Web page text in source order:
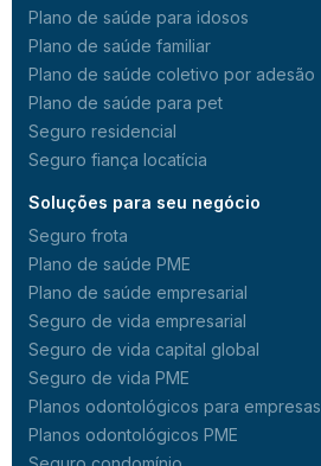
Plano de saúde para idosos
Plano de saúde familiar
Plano de saúde coletivo por adesão
Plano de saúde para pet
Seguro residencial
Seguro fiança locatícia
Soluções para seu negócio
Seguro frota
Plano de saúde PME
Plano de saúde empresarial
Seguro de vida empresarial
Seguro de vida capital global
Seguro de vida PME
Planos odontológicos para empresas
Planos odontológicos PME